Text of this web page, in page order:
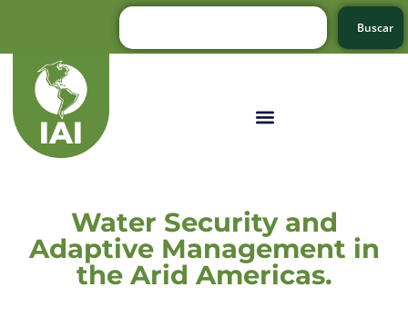
Buscar
Water Security and
Adaptive Management in
the Arid Americas.